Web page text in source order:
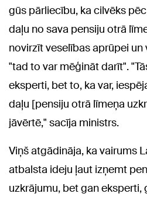
gūs pārliecību, ka cilvēks
daļu no sava pensiju otrā
novirzīt veselības aprūpei un
"tad to var mēģināt darīt".
eksperti, bet to, ka var,
daļu [pensiju otrā līmeņa
jāvērtē," sacīja ministrs.
Viņš atgādināja, ka vairums
atbalsta ideju ļaut izņemt
uzkrājumu, bet gan eksperti,